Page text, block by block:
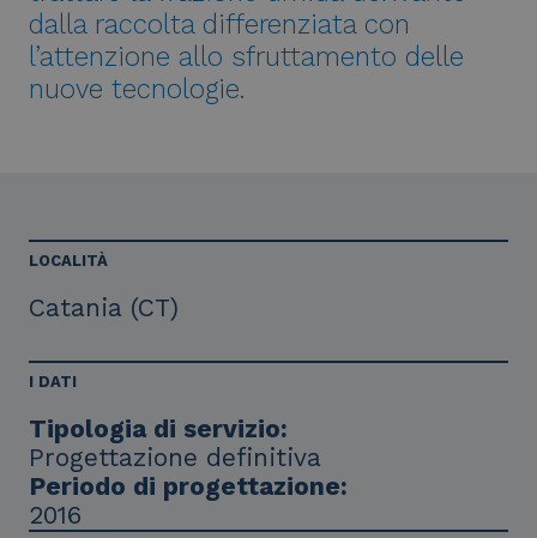
dalla raccolta differenziata con
l’attenzione allo sfruttamento delle
nuove tecnologie.
LOCALITÀ
Catania (CT)
I DATI
Tipologia di servizio:
Progettazione definitiva
Periodo di progettazione:
2016